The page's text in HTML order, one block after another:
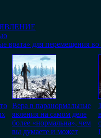
врата» для перемещения
Вера в паранормальные
явления на самом деле
более «нормальна», чем
вы думаете и может